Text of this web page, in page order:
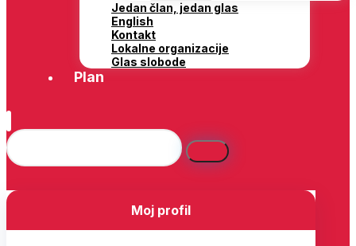
Jedan član, jedan glas
English
Kontakt
Lokalne organizacije
Glas slobode
Plan
Moj profil